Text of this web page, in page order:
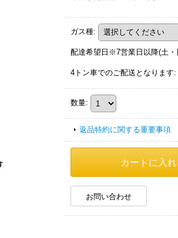
ガス種:
配達希望日※7営業日以降(土・
4トン車でのご配送となります:
数量:
返品特約に関する重要事項
お問い合わせ